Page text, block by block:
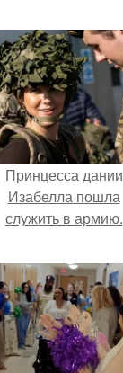
Принцесса дании
Изабелла пошла
служить в армию.